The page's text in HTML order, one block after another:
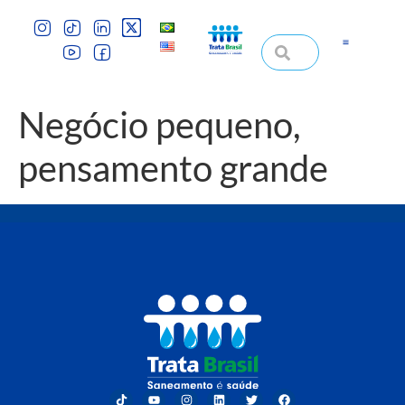
Negócio pequeno,
pensamento grande